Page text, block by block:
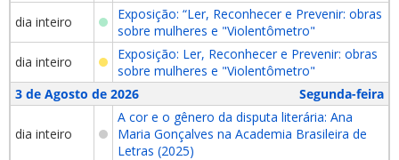
dia inteiro
Exposição: “Ler, Reconhecer e Prevenir: obras
sobre mulheres e "Violentômetro"
dia inteiro
Exposição: Ler, Reconhecer e Prevenir: obras
sobre mulheres e "Violentômetro"
3 de Agosto de 2026
Segunda-feira
dia inteiro
A cor e o gênero da disputa literária: Ana
Maria Gonçalves na Academia Brasileira de
Letras (2025)